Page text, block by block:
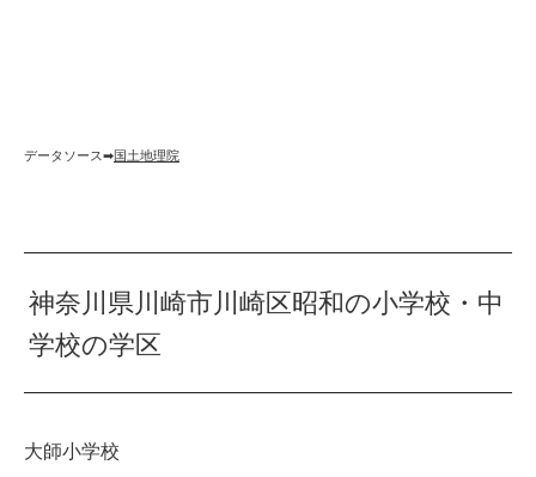
データソース➡︎国土地理院
神奈川県川崎市川崎区昭和の小学校・中
学校の学区
大師小学校